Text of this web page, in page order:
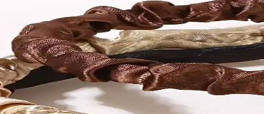
Mavi Volanlı ve Indigo Kayık Yaka
detaylı karşılaştırıyoruz. Mavi volanlı yırtmaçlı ve indigo kayık
Lacivert ve Mürdüm Seçenekleri
detaylı karşılaştırmasıyla, tarzınıza uygun şık ve kaliteli
Aksesuar Uyumu ile Şıklık Rehberi